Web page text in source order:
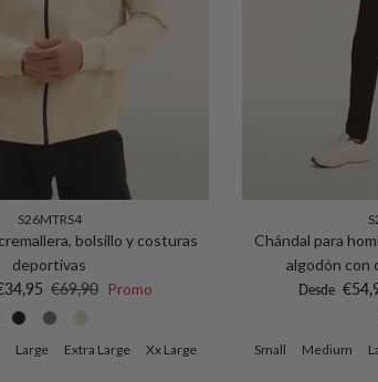
S26MTRS4
bolsillo y costuras
deportivas
venta Precio normal
€69,90 Promo
Large Extra Large Xx Large
Chándal para
algodón con
Precio de
Desde
Small Medium